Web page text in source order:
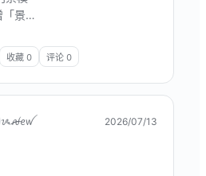
景区
、景
区与
、多
操
收藏 0 评论 0
ᝰꫛꫀꪝ 2026/07/13